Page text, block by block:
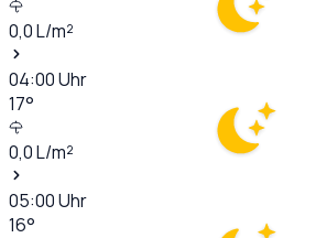
0,0L/m²
04:00Uhr
17°
0,0L/m²
05:00Uhr
16°